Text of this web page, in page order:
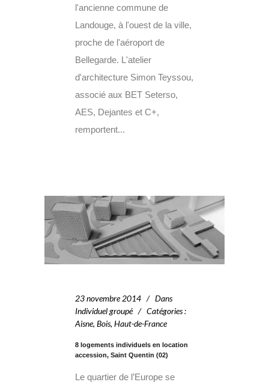
l'ancienne commune de
Landouge, à l'ouest de la ville,
proche de l'aéroport de
Bellegarde. L'atelier
d'architecture Simon Teyssou,
associé aux BET Seterso,
AES, Dejantes et C+,
remportent...
23 novembre 2014
Dans
Individuel groupé
Catégories:
Aisne, Bois, Haut-de-France
8 logements individuels en location
accession, Saint Quentin (02)
Le quartier de l’Europe se